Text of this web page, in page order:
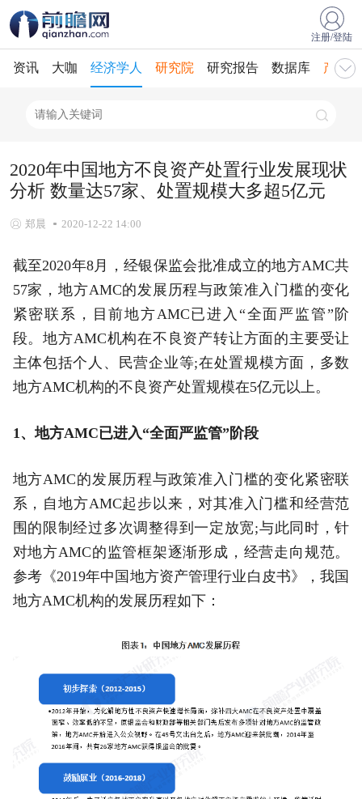
注册/登陆
资讯 大咖 经济学人 研究院 研究报告 数据库 产业
2020年中国地方不良资产处置行业发展现状
分析 数量达57家、处置规模大多超5亿元
郑晨 2020-12-22 14:00
截至2020年8月，经银保监会批准成立的地方AMC共
57家，地方AMC的发展历程与政策准入门槛的变化
紧密联系，目前地方AMC已进入“全面严监管”阶
段。地方AMC机构在不良资产转让方面的主要受让
主体包括个人、民营企业等;在处置规模方面，多数
地方AMC机构的不良资产处置规模在5亿元以上。
1、地方AMC已进入“全面严监管”阶段
地方AMC的发展历程与政策准入门槛的变化紧密联
系，自地方AMC起步以来，对其准入门槛和经营范
围的限制经过多次调整得到一定放宽;与此同时，针
对地方AMC的监管框架逐渐形成，经营走向规范。
参考《2019年中国地方资产管理行业白皮书》，我国
地方AMC机构的发展历程如下：